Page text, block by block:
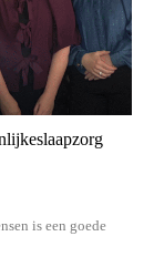
is een goede